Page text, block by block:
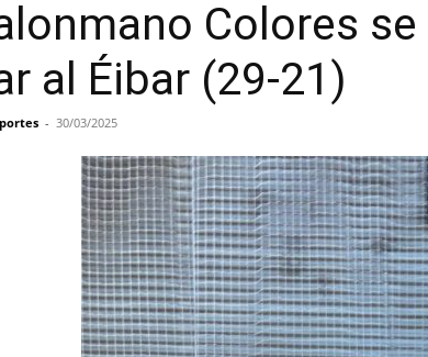
Colores
al Éibar (29-21)
- 30/03/2025